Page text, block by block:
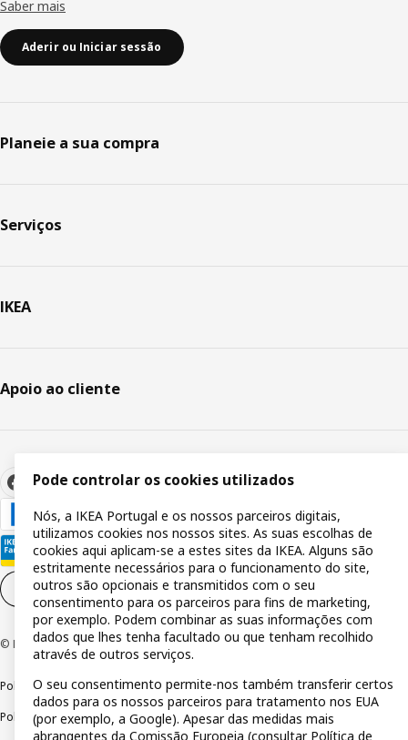
Saber mais
Aderir ou Iniciar sessão
Planeie a sua compra
Serviços
IKEA
Apoio ao cliente
Definições de cookies PT
© Inter IKEA Systems B.V 1999-2026
Política de privacidadePolítica de cookiesTermos de utilização
Política de divulgação responsável Livro de reclamações
Pode controlar os cookies utilizados
Nós, a IKEA Portugal e os nossos parceiros digitais,
utilizamos cookies nos nossos sites. As suas escolhas de
cookies aqui aplicam-se a estes sites da IKEA. Alguns são
estritamente necessários para o funcionamento do site,
outros são opcionais e transmitidos com o seu
consentimento para os parceiros para fins de marketing,
por exemplo. Podem combinar as suas informações com
dados que lhes tenha facultado ou que tenham recolhido
através de outros serviços.
O seu consentimento permite-nos também transferir certos
dados para os nossos parceiros para tratamento nos EUA
(por exemplo, a Google). Apesar das medidas mais
abrangentes da Comissão Europeia (consultar Política de